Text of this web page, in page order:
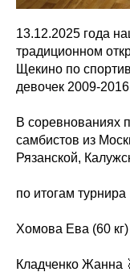
13.12.2025 года
традиционном
Щекино по
девочек 2009-
В соревнованиях
самбистов из
Рязанской,
по итогам турнира
Хомова Ева (60
Кладченко Жанна